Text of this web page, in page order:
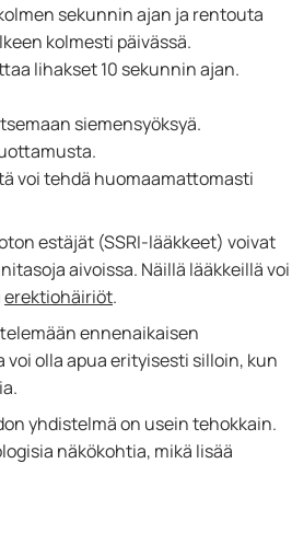
sekunnin ajan ja rentouta
kolmesti päivässä.
lihakset 10 sekunnin ajan.
siemensyöksyä.
voi tehdä huomaamattomasti
estäjät (SSRI-lääkkeet) voivat
aivoissa. Näillä lääkkeillä voi
erektiohäiriöt.
ennenaikaisen
olla apua erityisesti silloin, kun
yhdistelmä on usein tehokkain.
näkökohtia, mikä lisää